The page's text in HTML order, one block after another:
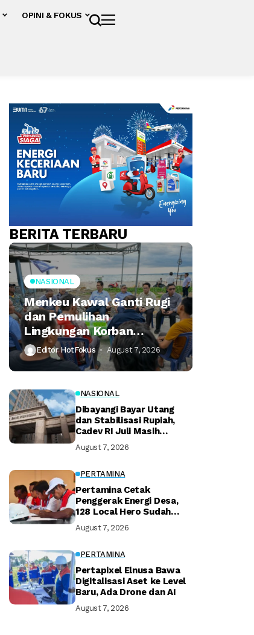
OPINI & FOKUS
BERITA TERBARU
NASIONAL
Menkeu Kawal Ganti Rugi
dan Pemulihan
Lingkungan Korban
Tumpahan Minyak
Montara
Editor HotFokus August 7, 2026
NASIONAL
Dibayangi Bayar Utang
dan Stabilisasi Rupiah,
Cadev RI Juli Masih
August 7, 2026
PERTAMINA
Pertamina Cetak
Penggerak Energi Desa,
128 Local Hero Sudah
August 7, 2026
PERTAMINA
Pertapixel Elnusa Bawa
Digitalisasi Aset ke Level
Baru, Ada Drone dan AI
August 7, 2026